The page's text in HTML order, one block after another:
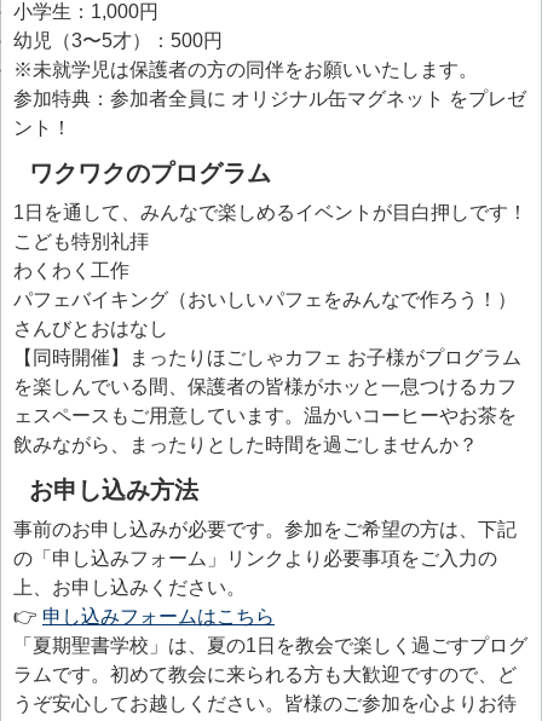
小学生：1,000円
幼児（3〜5才）：500円
※未就学児は保護者の方の同伴をお願いいたします。
参加特典 ：参加者全員に オリジナル缶マグネット をプレゼ
ント！
ワクワクのプログラム
1日を通して、みんなで楽しめるイベントが目白押しです！
こども特別礼拝
わくわく工作
パフェバイキング （おいしいパフェをみんなで作ろう！）
さんびとおはなし
【同時開催】まったりほごしゃカフェ お子様がプログラム
を楽しんでいる間、保護者の皆様がホッと一息つけるカフ
ェスペースもご用意しています。温かいコーヒーやお茶を
飲みながら、まったりとした時間を過ごしませんか？
お申し込み方法
事前のお申し込みが必要です。参加をご希望の方は、下記
の「申し込みフォーム」リンクより必要事項をご入力の
上、お申し込みください。
👉 申し込みフォームはこちら
「夏期聖書学校」は、夏の1日を教会で楽しく過ごすプログ
ラムです。初めて教会に来られる方も大歓迎ですので、ど
うぞ安心してお越しください。皆様のご参加を心よりお待